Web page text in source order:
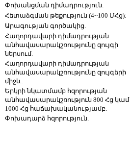
Փոխանցման դիմադրություն.
Հետաձգման թեքություն (4~100 ՄՀց):
Արագության գործակից.
Հաղորդավարի դիմադրության
անհավասարակշռությունը զույգի
ներսում.
Հաղորդավարի դիմադրության
անհավասարակշռությունը զույգերի
միջև.
Երկրի նկատմամբ հզորության
անհավասարակշռություն 800 Հց կամ
1000 Հց հաճախականությամբ.
Փոխադարձ հզորություն.